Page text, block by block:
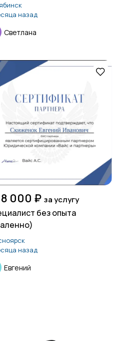
назад
Светлана
8 000 ₽ за услугу
без опыта
назад
Евгений